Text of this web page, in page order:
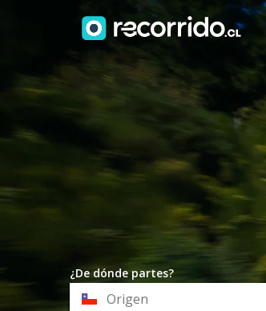
¿De dónde partes?
Origen